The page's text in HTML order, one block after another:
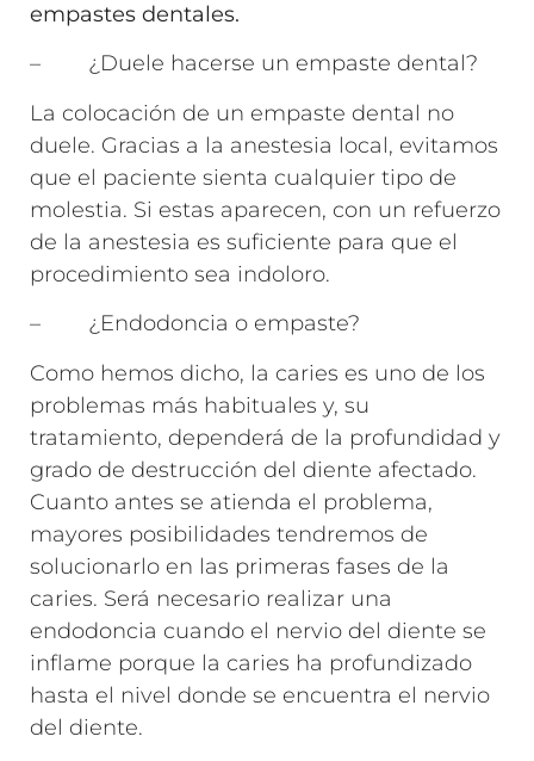
empastes dentales.
– ¿Duele hacerse un empaste dental?
La colocación de un empaste dental no
duele. Gracias a la anestesia local, evitamos
que el paciente sienta cualquier tipo de
molestia. Si estas aparecen, con un refuerzo
de la anestesia es suficiente para que el
procedimiento sea indoloro.
– ¿Endodoncia o empaste?
Como hemos dicho, la caries es uno de los
problemas más habituales y, su
tratamiento, dependerá de la profundidad y
grado de destrucción del diente afectado.
Cuanto antes se atienda el problema,
mayores posibilidades tendremos de
solucionarlo en las primeras fases de la
caries. Será necesario realizar una
endodoncia cuando el nervio del diente se
inflame porque la caries ha profundizado
hasta el nivel donde se encuentra el nervio
del diente.